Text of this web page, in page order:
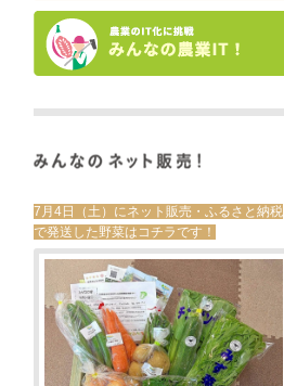
7月4日（土）にネット販売・ふるさと納税
で発送した野菜はコチラです！